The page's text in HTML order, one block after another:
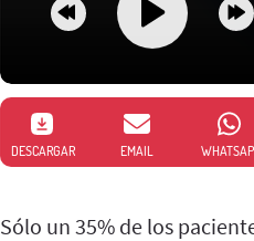
DESCARGAR EMAIL
Sólo un 35% de los